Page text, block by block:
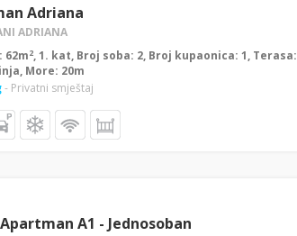
Adriana
ADRIANA
62m2, 1. kat, Broj soba: 2, Broj kupaonica: 1, Terasa:
More: 20m
- Privatni smještaj
A1 - Jednosoban